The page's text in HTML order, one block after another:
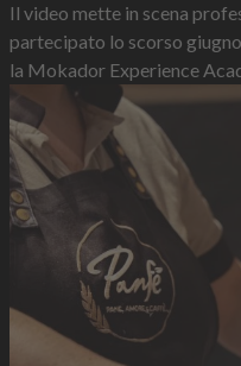
Il video mette in scena
partecipato lo scorso
la Mokador Experience